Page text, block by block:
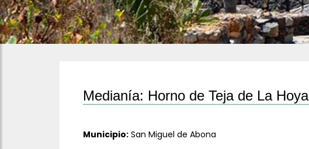
Medianía: Horno de Teja de La Hoya
Municipio: San Miguel de Abona